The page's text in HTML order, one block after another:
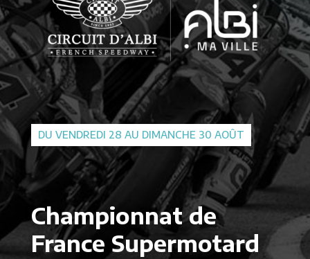
DU VENDREDI 28 AU DIMANCHE 30 AOÛT
Championnat de
France Supermotard